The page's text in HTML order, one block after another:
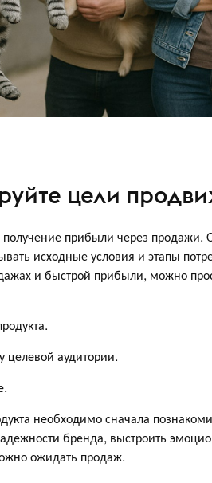
цели
прибыли через продажи.
исходные условия и этапы
и быстрой прибыли, можно
целевой аудитории.
необходимо сначала
бренда, выстроить
ожидать продаж.